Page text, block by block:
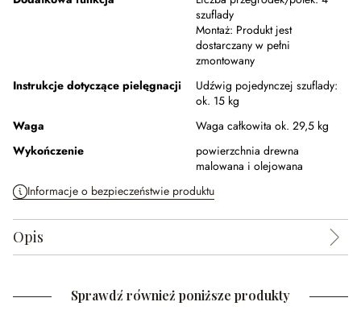
szuflady
Montaż: Produkt jest
dostarczany w pełni
zmontowany
Instrukcje dotyczące pielęgnacji
Udźwig pojedynczej szuflady:
ok. 15 kg
Waga
Waga całkowita ok. 29,5 kg
Wykończenie
powierzchnia drewna
malowana i olejowana
Informacje o bezpieczeństwie produktu
Opis
Sprawdź również poniższe produkty